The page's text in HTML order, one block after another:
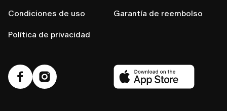
Condiciones de uso
Política de privacidad
Garantía de reembolso